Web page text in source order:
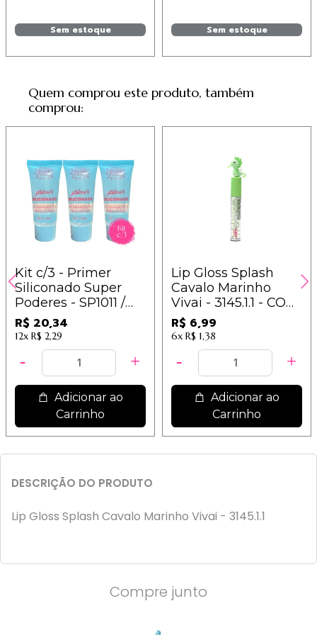
Carrinho
Sem
Quem comprou este produto, também
comprou:
Kit c/3 - Primer
Siliconado Super
Poderes - SP1011 /
6,78
R$ 20,34
12x R$ 2,29
Adicionar ao
Carrinho
Lip Gloss Splash
Cavalo Marinho
Vivai - 3145.1.1 - COR
06
R$ 6,99
6x R$ 1,38
Adicionar ao
Carrinho
DESCRIÇÃO DO PRODUTO
Lip Gloss Splash Cavalo Marinho Vivai - 3145.1.1
Compre junto